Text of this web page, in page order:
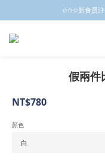
✩✩✩新會員註
✩✩✩新會員註
新會員
假兩件
NT$780
顏色